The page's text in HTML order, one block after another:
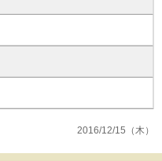
2016/12/15（木）